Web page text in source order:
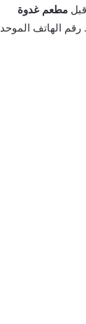
مطعم غدوة
ليلا، جميع أيام الأسبوع. رقم الهاتف الموحد